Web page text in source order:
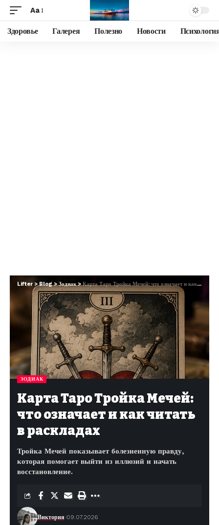
Aa
Здоровье Галерея Полезно Новости
Lifter >Blog>Зодиак>Карта Таро Тройка Мечей: что означает и как читать в раскладах
ЗОДИАК
Карта Таро Тройка Мечей:
что означает и как читать
в раскладах
Тройка Мечей показывает болезненную правду,
которая помогает выйти из иллюзий и начать
восстановление.
Виктория 09.07.2026